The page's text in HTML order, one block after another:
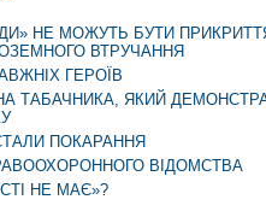
НЕ МОЖУТЬ БУТИ
ВТРУЧАННЯ
ГЕРОЇВ
ТАБАЧНИКА, ЯКИЙ
ПОКАРАННЯ
ВІДОМСТВА
НЕ МАЄ»?